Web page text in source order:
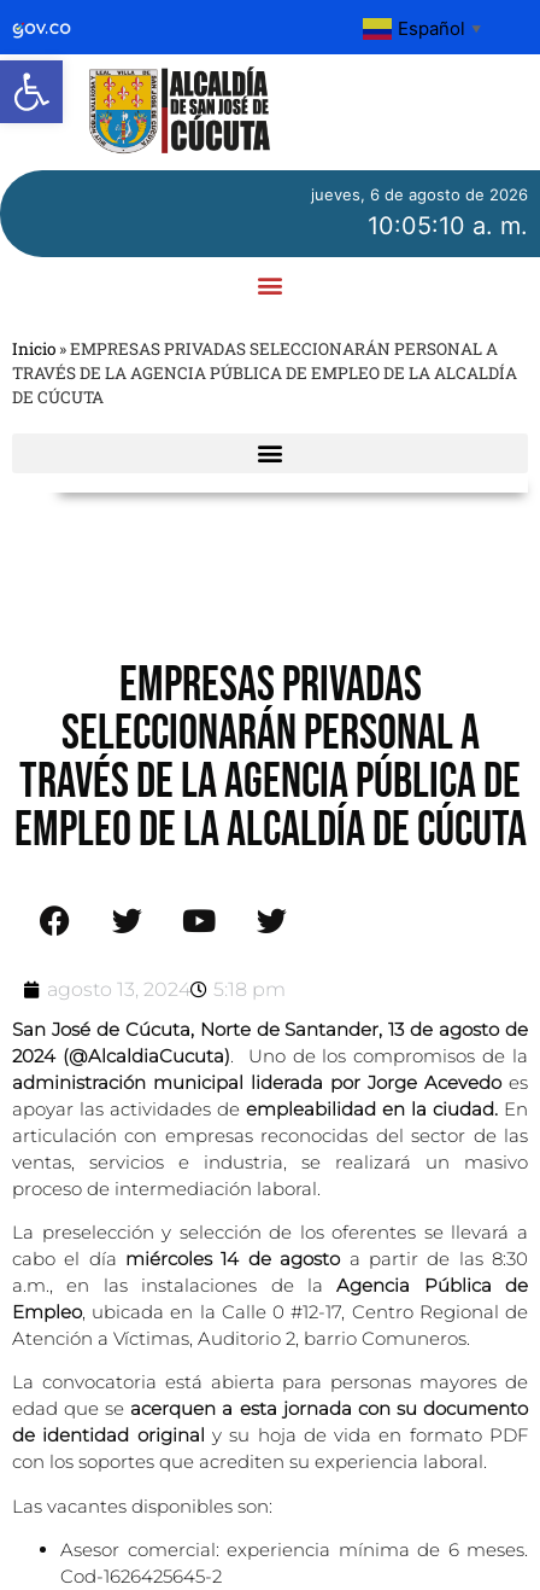
Abrir barra de herramientas
Español ▼
jueves, 6 de agosto de 2026
10:05:10 a. m.
Inicio »EMPRESAS PRIVADAS SELECCIONARÁN PERSONAL A
TRAVÉS DE LA AGENCIA PÚBLICA DE EMPLEO DE LA ALCALDÍA
DE CÚCUTA
EMPRESAS PRIVADAS
SELECCIONARÁN PERSONAL A
TRAVÉS DE LA AGENCIA PÚBLICA DE
EMPLEO DE LA ALCALDÍA DE CÚCUTA
agosto 13, 2024
5:18 pm
San José de Cúcuta, Norte de Santander, 13 de agosto de
2024 (@AlcaldiaCucuta). Uno de los compromisos de la
administración municipal liderada por Jorge Acevedoes
apoyar las actividades de empleabilidad en la ciudad. En
articulación con empresas reconocidas del sector de las
ventas, servicios e industria, se realizará un masivo
proceso de intermediación laboral.
La preselección y selección de los oferentes se llevará a
cabo el día miércoles 14 de agosto a partir de las 8:30
a.m., en las instalaciones de la Agencia Pública de
Empleo, ubicada en la Calle 0 #12-17, Centro Regional de
Atención a Víctimas, Auditorio 2, barrio Comuneros.
La convocatoria está abierta para personas mayores de
edad que se acerquen a esta jornada con su documento
de identidad original y su hoja de vida en formato PDF
con los soportes que acrediten su experiencia laboral.
Las vacantes disponibles son:
Asesor comercial: experiencia mínima de 6 meses.
Cod-1626425645-2